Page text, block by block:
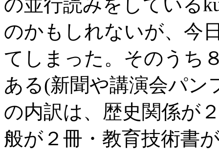
の並行読みをしている
のかもしれないが、今
てしまった。そのうち
ある(新聞や講演会パン
の内訳は、歴史関係が
般が２冊・教育技術書